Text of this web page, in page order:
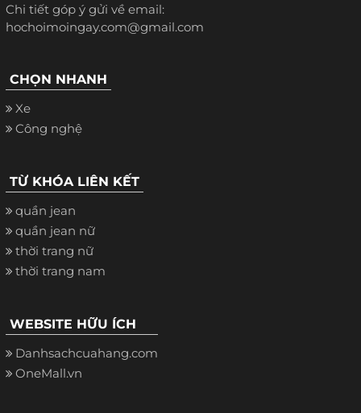
Chi tiết góp ý gửi về email:
hochoimoingay.com@gmail.com
CHỌN NHANH
Xe
Công nghệ
TỪ KHÓA LIÊN KẾT
quần jean
quần jean nữ
thời trang nữ
thời trang nam
WEBSITE HỮU ÍCH
Danhsachcuahang.com
OneMall.vn